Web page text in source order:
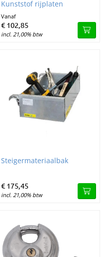
Kunststof rijplaten
Vanaf
€ 102, 85
incl. 21,00% btw
Image Steigermateriaalbak
Steigermateriaalbak
€ 175,45
incl. 21,00% btw